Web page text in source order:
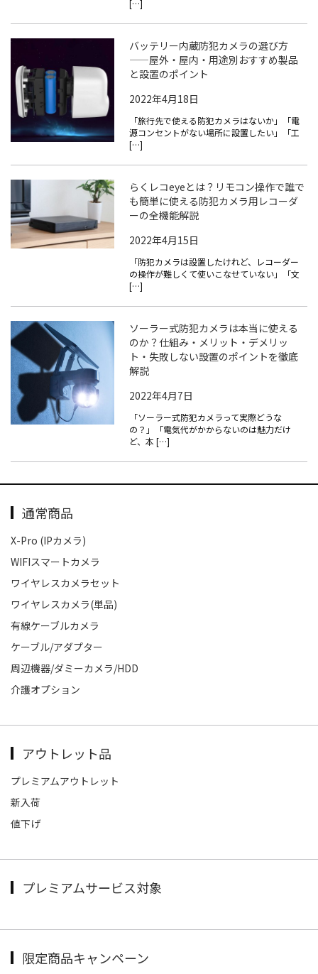
[…]
バッテリー内蔵防犯カメラの選び方
——屋外・屋内・用途別おすすめ製品
と設置のポイント
2022年4月18日
「旅行先で使える防犯カメラはないか」「電
源コンセントがない場所に設置したい」「工
[…]
らくレコeyeとは？リモコン操作で誰で
も簡単に使える防犯カメラ用レコーダ
ーの全機能解説
2022年4月15日
「防犯カメラは設置したけれど、レコーダー
の操作が難しくて使いこなせていない」「文
[…]
ソーラー式防犯カメラは本当に使える
のか？仕組み・メリット・デメリッ
ト・失敗しない設置のポイントを徹底
解説
2022年4月7日
「ソーラー式防犯カメラって実際どうな
の？」「電気代がかからないのは魅力だけ
ど、本 […]
通常商品
X-Pro (IPカメラ)
WIFIスマートカメラ
ワイヤレスカメラセット
ワイヤレスカメラ(単品)
有線ケーブルカメラ
ケーブル/アダプター
周辺機器/ダミーカメラ/HDD
介護オプション
アウトレット品
プレミアムアウトレット
新入荷
値下げ
プレミアムサービス対象
限定商品キャンペーン